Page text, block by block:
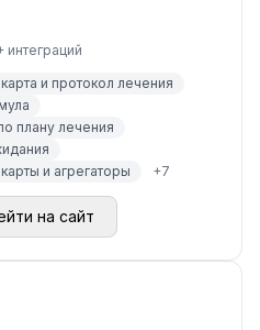
интеграций
и протокол лечения
плану лечения
и агрегаторы
+7
на сайт